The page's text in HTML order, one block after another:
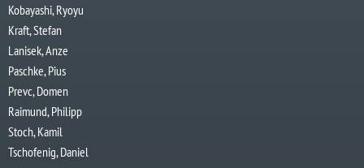
Kobayashi, Ryoyu
Kraft, Stefan
Lanisek, Anze
Paschke, Pius
Prevc, Domen
Raimund, Philipp
Stoch, Kamil
Tschofenig, Daniel